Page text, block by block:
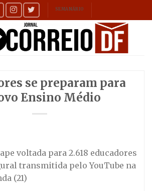
SEMANÁRIO
se preparam para
Ensino Médio
voltada para 2.618 educadores
transmitida pelo YouTube na
(21)